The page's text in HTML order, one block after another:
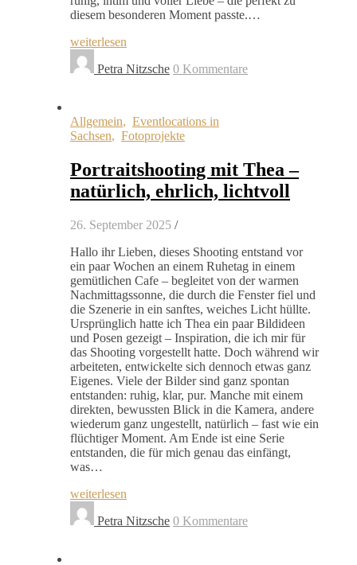
diesem besonderen Moment passte.…
weiterlesen
Petra Nitzsche 0 Kommentare
Allgemein, Eventlocations in
Sachsen, Fotoprojekte
Portraitshooting mit Thea –
natürlich, ehrlich, lichtvoll
26. September 2025 /
Hallo ihr Lieben, dieses Shooting entstand vor
ein paar Wochen an einem Ruhetag in einem
gemütlichen Cafe – begleitet von der warmen
Nachmittagssonne, die durch die Fenster fiel und
die Szenerie in ein sanftes, weiches Licht hüllte.
Ursprünglich hatte ich Thea ein paar Bildideen
und Posen gezeigt – Inspiration, die ich mir für
das Shooting vorgestellt hatte. Doch während wir
arbeiteten, entwickelte sich dennoch etwas ganz
Eigenes. Viele der Bilder sind ganz spontan
entstanden: ruhig, klar, pur. Manche mit einem
direkten, bewussten Blick in die Kamera, andere
wiederum ganz ungestellt, natürlich – fast wie ein
flüchtiger Moment. Am Ende ist eine Serie
entstanden, die für mich genau das einfängt,
was…
weiterlesen
Petra Nitzsche 0 Kommentare